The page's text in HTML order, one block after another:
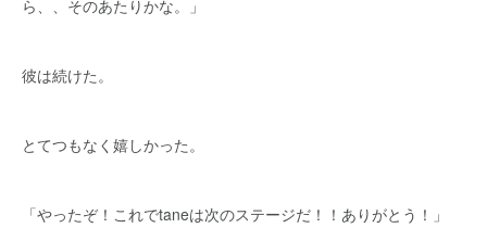
ら、、そのあたりかな。」
彼は続けた。
とてつもなく嬉しかった。
「やったぞ！これでtaneは次のステージだ！！ありがとう！」